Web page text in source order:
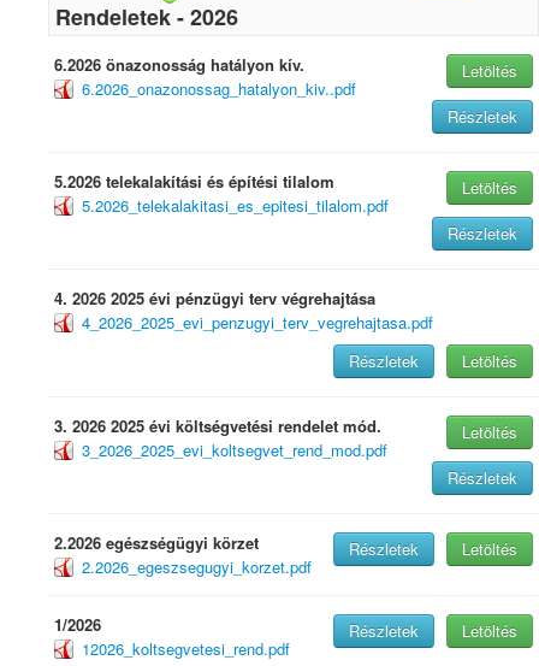
Rendeletek - 2026
6.2026 önazonosság hatályon kív.
6.2026_onazonossag_hatalyon_kiv..pdf
Letöltés
Részletek
5.2026 telekalakítási és építési tilalom
5.2026_telekalakitasi_es_epitesi_tilalom.pdf
Letöltés
Részletek
4. 2026 2025 évi pénzügyi terv végrehajtása
4_2026_2025_evi_penzugyi_terv_vegrehajtasa.pdf
Letöltés
Részletek
3. 2026 2025 évi költségvetési rendelet mód.
3_2026_2025_evi_koltsegvet_rend_mod.pdf
Letöltés
Részletek
2.2026 egészségügyi körzet
2.2026_egeszsegugyi_korzet.pdf
Letöltés
Részletek
1/2026
12026_koltsegvetesi_rend.pdf
Letöltés
Részletek